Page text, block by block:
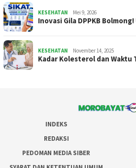
KESEHATAN Mei 9, 2026
Inovasi Gila DPPKB
KESEHATAN November 14, 2025
Kadar Kolesterol dan
INDEKS
REDAKSI
PEDOMAN MEDIA SIBER